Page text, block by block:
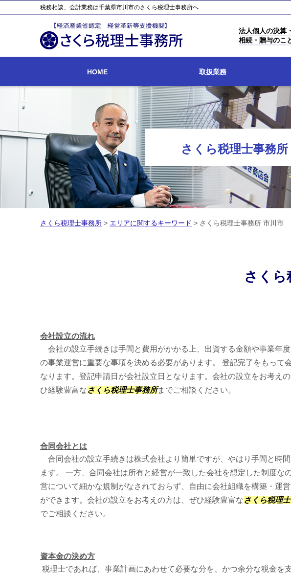
税務相談、会計業務は千葉県市川市のさくら税理士事務所へ
法人個人の決算
相続・贈与のこ
HOME 取扱業務
さくら税理士事務
さくら税理士事務所 > エリアに関するキーワード > さくら税理士事務所 市川市
さくら
会社設立の流れ
会社の設立手続きは手間と費用がかかる上、出資する金額や事業年
の事業運営に重要な事項を決める必要があります。 登記完了をもって
なります。登記申請日が会社設立日となります。会社の設立をお考え
ひ経験豊富なさくら税理士事務所までご相談ください。
合同会社とは
合同会社の設立手続きは株式会社より簡単ですが、やはり手間と時間
ます。 一方、合同会社は所有と経営が一致した会社を想定した制度な
営について細かな規制がなされておらず、自由に会社組織を構築・運
ができます。会社の設立をお考えの方は、ぜひ経験豊富なさくら税理
でご相談ください。
資本金の決め方
税理士であれば、事業計画にあわせて必要な分を、かつ余分な税金を